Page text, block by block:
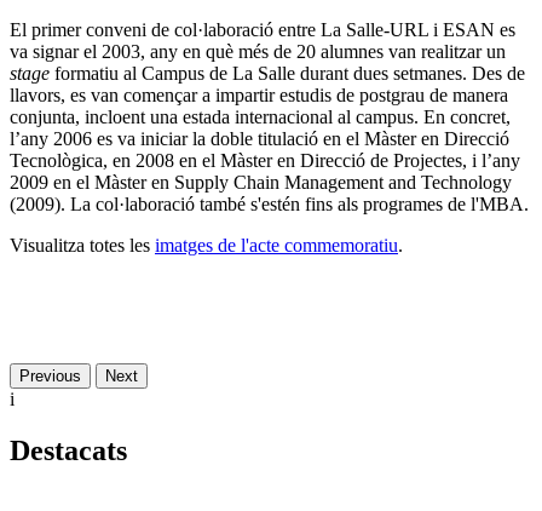
El primer conveni de col·laboració entre La Salle-URL i ESAN es
va signar el 2003, any en què més de 20 alumnes van realitzar un
stage formatiu al Campus de La Salle durant dues setmanes. Des de
llavors, es van començar a impartir estudis de postgrau de manera
conjunta, incloent una estada internacional al campus. En concret,
l’any 2006 es va iniciar la doble titulació en el Màster en Direcció
Tecnològica, en 2008 en el Màster en Direcció de Projectes, i l’any
2009 en el Màster en Supply Chain Management and Technology
(2009). La col·laboració també s'estén fins als programes de l'MBA.
Visualitza totes les imatges de l'acte commemoratiu.
Previous Next
i
Destacats